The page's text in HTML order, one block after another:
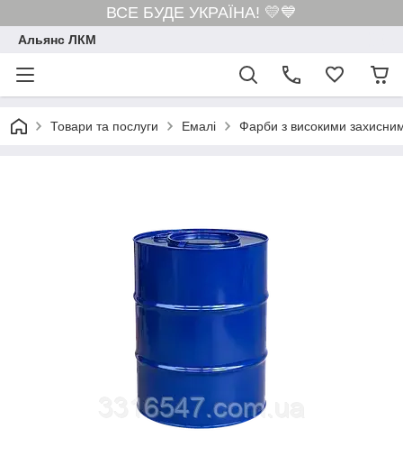
ВСЕ БУДЕ УКРАЇНА! 💛💙
Альянс ЛКМ
Товари та послуги Емалі Фарби з високими